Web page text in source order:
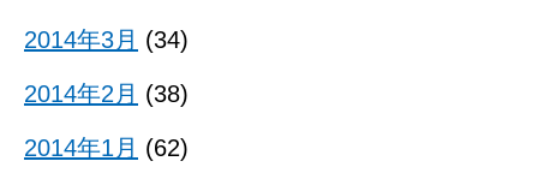
2014年3月 (34)
2014年2月 (38)
2014年1月 (62)